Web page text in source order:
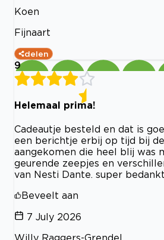
Koen
Fijnaart
delen
9
Helemaal prima!
Cadeautje besteld en dat is
een berichtje erbij op tijd bij
aangekomen die heel blij was
geurende zeepjes en
van Nesti Dante. super bedankt
Beveelt aan
7 July 2026
Willy Raggers-Grendel